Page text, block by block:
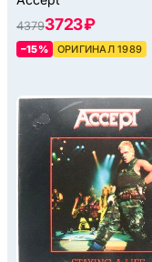
43793723 ₽
–15% ОРИГИНАЛ 1989